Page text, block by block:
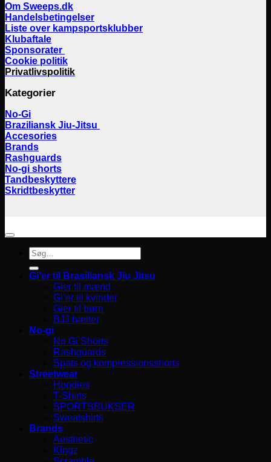
Om Sweeps.dk
Handelsbetingelser
Liste over kampsportsklubber
Klubaftale
Sponsorater
Cookie politik
Privatlivspolitik
Kategorier
No-Gi
Braziliansk Jiu-Jitsu
Accesories
Brands
Rashguards
No-gi shorts
Tandbeskyttere
Skridtbeskytter
Søg
efter:
Gi’er til Brasiliansk Jiu Jitsu
Gier til mænd
Gi’er til kvinder
Gier til børn
BJJ bælter
No-gi
No Gi Shorts
Rashguards
Spats og kompressionsshorts
Streetwear
Hoodies
T-Shirts
SPORTSBUKSER
Sweatshirts
Brands
Aesthetic
Kingz